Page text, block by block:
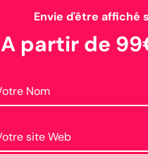
Envie d'être affiché
A partir de